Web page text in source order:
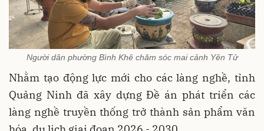
Người dân phường Bình Khê chăm sóc mai cảnh Yên Tử
Nhằm tạo động lực mới cho các làng nghề, tỉnh
Quảng Ninh đã xây dựng Đề án phát triển các
làng nghề truyền thống trở thành sản phẩm văn